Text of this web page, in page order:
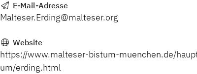
E-Mail-Adresse
Malteser.Erding@malteser.org
Website
https://www.malteser-bistum-muenchen.de/
um/erding.html